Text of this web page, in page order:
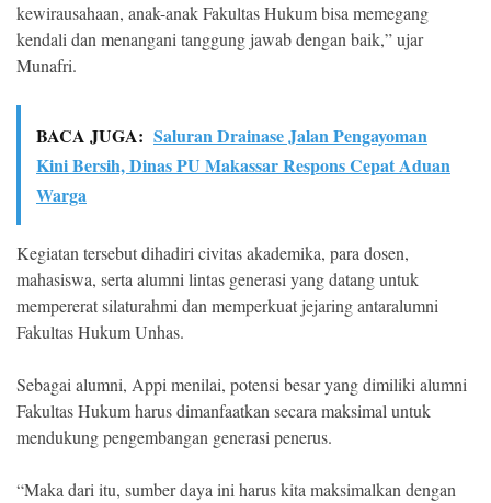
kewirausahaan, anak-anak Fakultas Hukum bisa memegang
kendali dan menangani tanggung jawab dengan baik,” ujar
Munafri.
BACA JUGA: Saluran Drainase Jalan Pengayoman
Kini Bersih, Dinas PU Makassar Respons Cepat Aduan
Warga
Kegiatan tersebut dihadiri civitas akademika, para dosen,
mahasiswa, serta alumni lintas generasi yang datang untuk
mempererat silaturahmi dan memperkuat jejaring antaralumni
Fakultas Hukum Unhas.
Sebagai alumni, Appi menilai, potensi besar yang dimiliki alumni
Fakultas Hukum harus dimanfaatkan secara maksimal untuk
mendukung pengembangan generasi penerus.
“Maka dari itu, sumber daya ini harus kita maksimalkan dengan